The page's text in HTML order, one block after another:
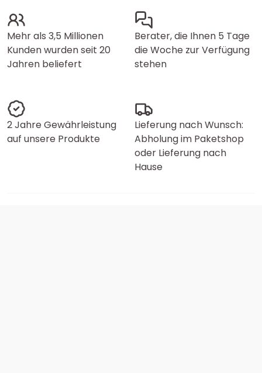
Mehr als 3,5 Millionen
Kunden wurden seit 20
Jahren beliefert
Berater, die Ihnen 5 Tage
die Woche zur Verfügung
stehen
2 Jahre Gewährleistung
auf unsere Produkte
Lieferung nach Wunsch:
Abholung im Paketshop
oder Lieferung nach
Hause